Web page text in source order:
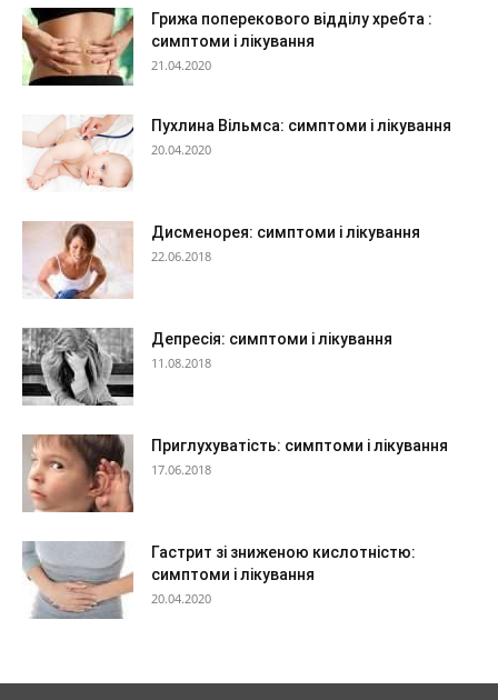
Грижа поперекового відділу хребта :
симптоми і лікування
21.04.2020
Пухлина Вільмса: симптоми і лікування
20.04.2020
Дисменорея: симптоми і лікування
22.06.2018
Депресія: симптоми і лікування
11.08.2018
Приглухуватість: симптоми і лікування
17.06.2018
Гастрит зі зниженою кислотністю:
симптоми і лікування
20.04.2020